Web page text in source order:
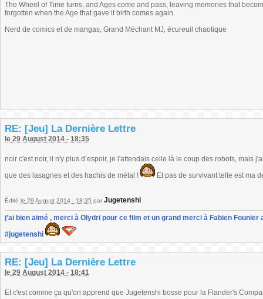
The Wheel of Time turns, and Ages come and pass, leaving memories that
forgotten when the Age that gave it birth comes again.
Nerd de comics et de mangas, Grand Méchant MJ, écureuil chaotique
RE: [Jeu] La Dernière Lettre
le 29 August 2014 - 18:35
noir c'est noir, il n'y plus d’espoir, je l'attendais celle là le coup des robots, mais
que des lasagnes et des hachis de métal !
Et pas de survivant telle est ma
Édité le 29 August 2014 - 18:35 par Jugetenshi
j'ai bien aimé , merci à Olydri pour ce film et un grand merci à Fabien
#jugetenshi
RE: [Jeu] La Dernière Lettre
le 29 August 2014 - 18:41
Et c'est comme ça qu'on apprend que Jugetenshi bosse pour la Flander's